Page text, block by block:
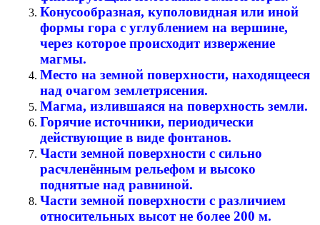
Конусообразная, куполовидная или иной
формы гора с углублением на вершине,
через которое происходит извержение
магмы.
Место на земной поверхности, находящееся
над очагом землетрясения.
Магма, излившаяся на поверхность земли.
Горячие источники, периодически
действующие в виде фонтанов.
Части земной поверхности с сильно
расчленённым рельефом и высоко
поднятые над равниной.
Части земной поверхности с различием
относительных высот не более 200 м.